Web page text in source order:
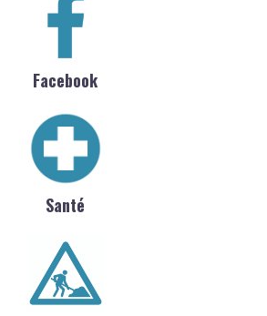
Facebook
Santé